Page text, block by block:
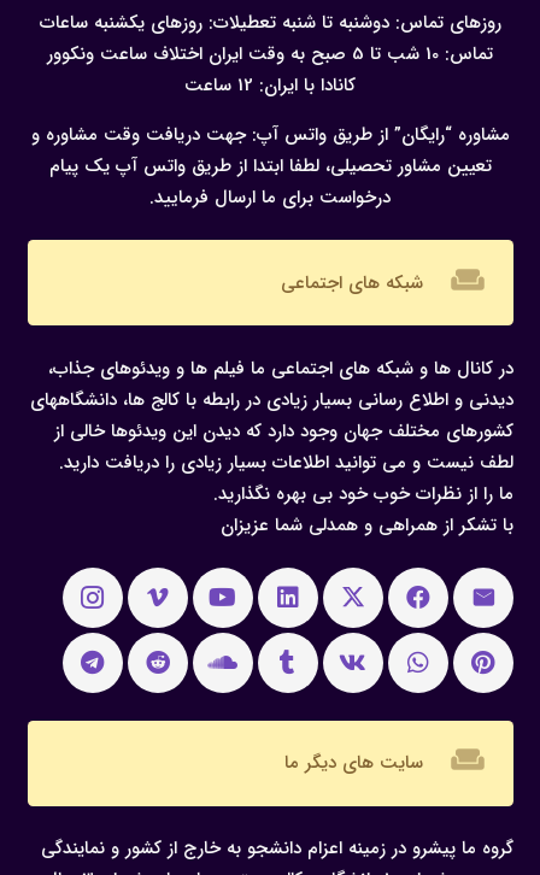
روزهای تماس: دوشنبه تا شنبه تعطیلات: روزهای یکشنبه ساعات
تماس: 10 شب تا 5 صبح به وقت ایران
اختلاف ساعت ونکوور
کانادا با ایران: 12 ساعت
مشاوره “رایگان” از طریق واتس آپ: جهت دریافت وقت مشاوره و
تعیین مشاور تحصیلی، لطفا ابتدا از طریق واتس آپ یک پیام
درخواست برای ما ارسال فرمایید.
weekend شبکه های اجتماعی
در کانال ها و شبکه های اجتماعی ما فیلم ها و ویدئوهای جذاب،
دیدنی و اطلاع رسانی بسیار زیادی در رابطه با کالج ها، دانشگاههای
کشورهای مختلف جهان وجود دارد که دیدن این ویدئوها خالی از
لطف نیست و می توانید اطلاعات بسیار زیادی را دریافت دارید.
ما را از نظرات خوب خود بی بهره نگذارید.
با تشکر از همراهی و همدلی شما عزیزان
weekend سایت های دیگر ما
گروه ما پیشرو در زمینه اعزام دانشجو به خارج از کشور و نمایندگی